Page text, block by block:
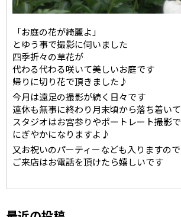
「お庭の花が綺麗よ」
とゆう事で撮影に伺いました
四季折々の草花が
代わる代わる咲いて美しいお庭です
帰りに切り花で頂きました♪
今月は遠足の撮影が続く日々です
連休も無事に終わり月末頃から落ち着いて
スタジオはお宮参りやポートレート撮影で
にぎやかになりますよ♪
又お祝いのパーティーなども入りますので
ご来店はお電話を頂けたら嬉しいです